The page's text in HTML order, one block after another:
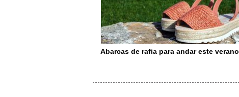
Abarcas de rafia para andar este verano